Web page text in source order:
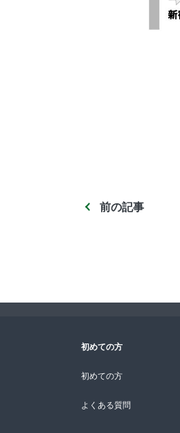
前の記事
初めての方
初めての方
よくある質問